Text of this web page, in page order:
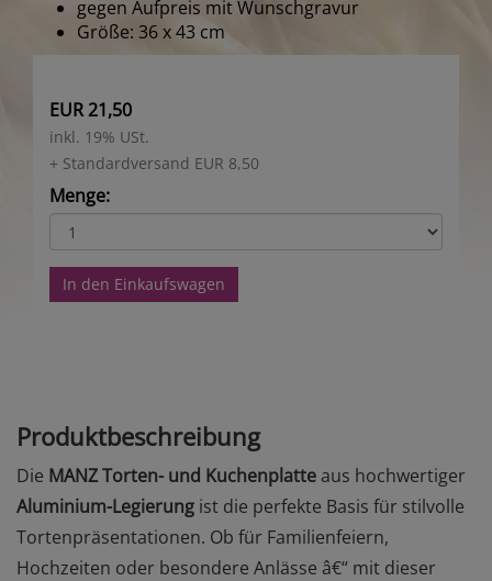
gegen Aufpreis mit Wunschgravur
Größe: 36 x 43 cm
EUR 21,50
inkl. 19% USt.
+ Standardversand EUR 8,50
Menge:
In den Einkaufswagen
Produktbeschreibung
Die MANZ Torten- und Kuchenplatteaus hochwertiger
Aluminium-Legierung ist die perfekte Basis für stilvolle
Tortenpräsentationen. Ob für Familienfeiern,
Hochzeiten oder besondere Anlässe â€“ mit dieser